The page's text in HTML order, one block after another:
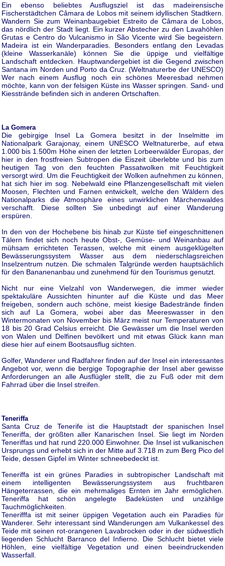
Ein ebenso beliebtes Ausflugsziel ist das madeirensische
Fischerstädtchen Câmara de Lobos mit seinem idyllischen Stadtkern.
Wandern Sie zum Weinanbaugebiet Estreito de Câmara de Lobos,
das nördlich der Stadt liegt. Ein kurzer Abstecher zu den Lavahöhlen
Grutas e Centro do Vulcanismo in São Vicente wird Sie begeistern.
Madeira ist ein Wanderparadies. Besonders entlang den Levadas
(kleine Wasserkanäle) können Sie die üppige und vielfältige
Landschaft entdecken. Hauptwandergebiet ist die Gegend zwischen
Santana im Norden und Porto da Cruz. (Weltnaturerbe der UNESCO)
Wer nach einem Ausflug noch ein schönes Meeresbad nehmen
möchte, kann von der felsigen Küste ins Wasser springen. Sand- und
Kiesstrände befinden sich in anderen Ortschaften.
La Gomera
Die gebirgige Insel La Gomera besitzt in der Inselmitte im
Nationalpark Garajonay, einem UNESCO Weltnaturerbe, auf etwa
1.000 bis 1.500m Höhe einen der letzten Lorbeerwälder Europas, der
hier in den frostfreien Subtropen die Eiszeit überlebte und bis zum
heutigen Tag von den feuchten Passatwolken mit Feuchtigkeit
versorgt wird. Um die Feuchtigkeit der Wolken aufnehmen zu können,
hat sich hier im sog. Nebelwald eine Pflanzengesellschaft mit vielen
Moosen, Flechten und Farnen entwickelt, welche den Wäldern des
Nationalparks die Atmosphäre eines unwirklichen Märchenwaldes
verschafft. Diese sollten Sie unbedingt auf einer Wanderung
erspüren.
In den von der Hochebene bis hinab zur Küste tief eingeschnittenen
Tälern findet sich noch heute Obst-, Gemüse- und Weinanbau auf
mühsam errichteten Terassen, welche mit einem ausgeklügelten
Bewässerungssystem Wasser aus dem niederschlagsreichen
Inselzentrum nutzen. Die schmalen Talgründe werden hauptsächlich
für den Bananenanbau und zunehmend für den Tourismus genutzt.
Nicht nur eine Vielzahl von Wanderwegen, die immer wieder
spektakuläre Aussichten hinunter auf die Küste und das Meer
freigeben, sondern auch schöne, meist kiesige Badestrände finden
sich auf La Gomera, wobei aber das Meereswasser in den
Wintermonaten von November bis März meist nur Temperaturen von
18 bis 20 Grad Celsius erreicht. Die Gewässer um die Insel werden
von Walen und Delfinen bevölkert und mit etwas Glück kann man
diese hier auf einem Bootsausflug sichten.
Golfer, Wanderer und Radfahrer finden auf der Insel ein interessantes
Angebot vor, wenn die bergige Topographie der Insel aber gewisse
Anforderungen an alle Ausflügler stellt, die zu Fuß oder mit dem
Fahrrad über die Insel streifen.
Teneriffa
Santa Cruz de Tenerife ist die Hauptstadt der spanischen Insel
Teneriffa, der größten aller Kanarischen Insel. Sie liegt im Norden
Teneriffas und hat rund 220.000 Einwohner. Die Insel ist vulkanischen
Ursprungs und erhebt sich in der Mitte auf 3.718 m zum Berg Pico del
Teide, dessen Gipfel im Winter schneebedeckt ist.
Teneriffa ist ein grünes Paradies in subtropischer Landschaft mit
einem intelligenten Bewässerungssystem aus fruchtbaren
Hängeterrassen, die ein mehrmaliges Ernten im Jahr ermöglichen.
Teneriffa hat schön angelegte Badeküsten und unzählige
Tauchmöglichkeiten.
Tenerifffa ist mit seiner üppigen Vegetation auch ein Paradies für
Wanderer. Sehr interessant sind Wanderungen am Vulkankessel des
Teide mit seinen rot-orangenen Lavabrocken oder in der südwestlich
liegenden Schlucht Barranco del Infierno. Die Schlucht bietet viele
Höhlen, eine vielfältige Vegetation und einen beeindruckenden
Wasserfall.